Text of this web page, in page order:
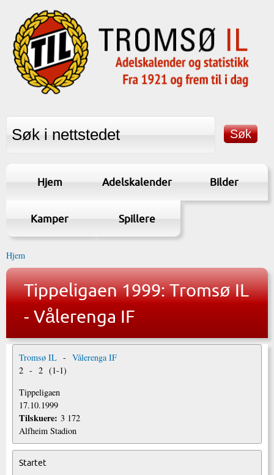
Hjem Adelskalender Bilder
Kamper Spillere
Hjem
Tippeligaen 1999: Tromsø IL
- Vålerenga IF
Tromsø IL - Vålerenga IF
2 - 2 (1-1)
Tippeligaen
17.10.1999
Tilskuere: 3 172
Alfheim Stadion
Startet